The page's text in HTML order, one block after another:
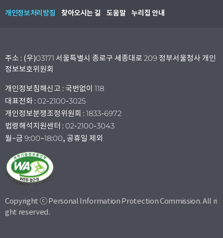
개인정보처리방침 찾아오시는 길 도움말 누리집 안내
주소 : (우)03171 서울특별시 종로구 세종대로 209 정부서울청사 개인
정보보호위원회
개인정보침해신고 : 국번없이 118
대표전화 : 02-2100-3025
개인정보분쟁조정위원회 : 1833-6972
법령해석지원센터 : 02-2100-3043
월~금 9:00~18:00, 공휴일 제외
Copyright ⓒ Personal Information Protection Commission. All ri
ght reserved.